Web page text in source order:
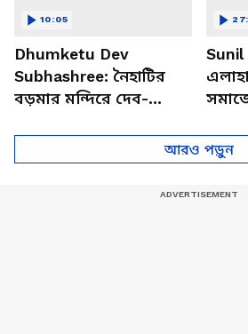
Dhumketu Dev
Subhashree: নৈহাটির
বড়মার মন্দিরে দেব-
10:05
Sunil
আরও পড়ুন